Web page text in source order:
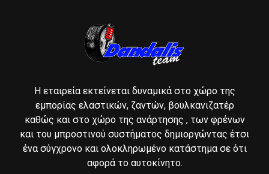
Η εταιρεία εκτείνεται δυναμικά στο χώρο της
εμπορίας ελαστικών, ζαντών, βουλκανιζατέρ
καθώς και στο χώρο της ανάρτησης , των φρένων
και του μπροστινού συστήματος δημιοργώντας έτσι
ένα σύγχρονο και ολοκληρωμένο κατάστημα σε ότι
αφορά το αυτοκίνητο.